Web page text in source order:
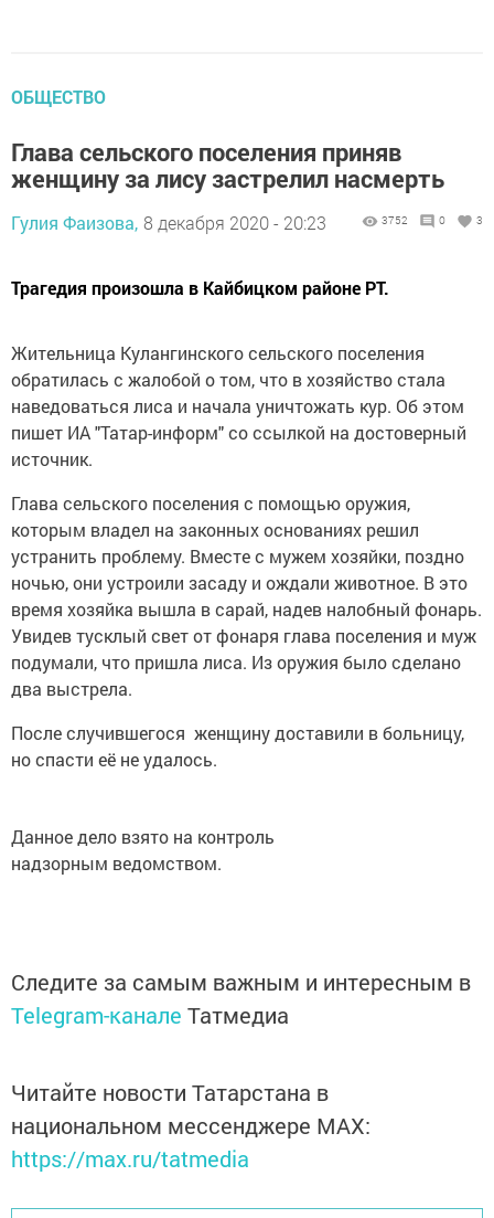
ОБЩЕСТВО
Глава сельского поселения приняв
женщину за лису застрелил насмерть
Гулия Фаизова, 8 декабря 2020 - 20:23 3752 0 3
Трагедия произошла в Кайбицком районе РТ.
Жительница Кулангинского сельского поселения
обратилась с жалобой о том, что в хозяйство стала
наведоваться лиса и начала уничтожать кур. Об этом
пишет ИА "Татар-информ" со ссылкой на достоверный
источник.
Глава сельского поселения с помощью оружия,
которым владел на законных основаниях решил
устранить проблему. Вместе с мужем хозяйки, поздно
ночью, они устроили засаду и ождали животное. В это
время хозяйка вышла в сарай, надев налобный фонарь.
Увидев тусклый свет от фонаря глава поселения и муж
подумали, что пришла лиса. Из оружия было сделано
два выстрела.
После случившегося женщину доставили в больницу,
но спасти её не удалось.
Данное дело взято на контроль
надзорным ведомством.
Следите за самым важным и интересным в
Telegram-канале Татмедиа
Читайте новости Татарстана в
национальном мессенджере MАХ:
https://max.ru/tatmedia